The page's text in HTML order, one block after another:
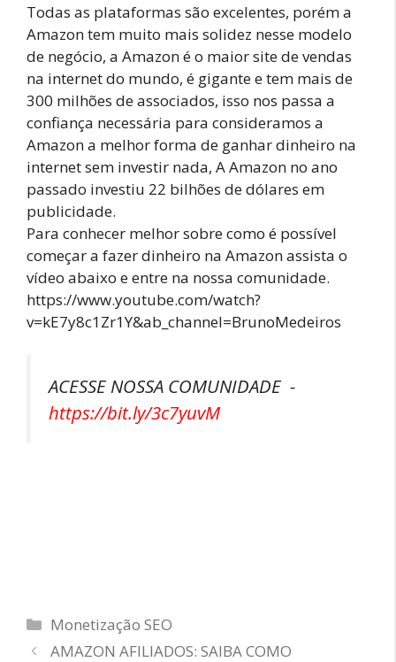
Todas as plataformas são excelentes, porém a
Amazon tem muito mais solidez nesse modelo
de negócio, a Amazon é o maior site de vendas
na internet do mundo, é gigante e tem mais de
300 milhões de associados, isso nos passa a
confiança necessária para consideramos a
Amazon a melhor forma de ganhar dinheiro na
internet sem investir nada, A Amazon no ano
passado investiu 22 bilhões de dólares em
publicidade.
Para conhecer melhor sobre como é possível
começar a fazer dinheiro na Amazon assista o
vídeo abaixo e entre na nossa comunidade.
https://www.youtube.com/watch?
v=kE7y8c1Zr1Y&ab_channel=BrunoMedeiros
ACESSE NOSSA COMUNIDADE -
https://bit.ly/3c7yuvM
Categorias
Monetização SEO
AMAZON AFILIADOS: SAIBA COMO